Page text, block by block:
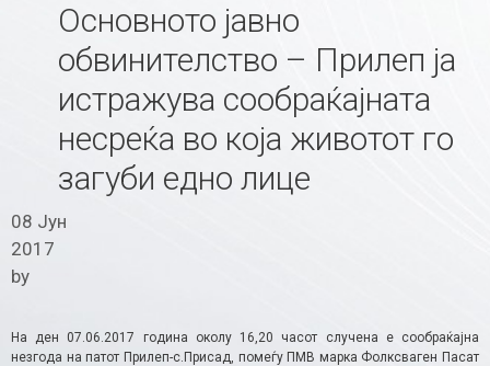
Основното јавно
обвинителство – Прилеп ја
истражува сообраќајната
несреќа во која животот го
загуби едно лице
08 Јун
2017
by
На ден 07.06.2017 година околу 16,20 часот случена е сообраќајна
незгода на патот Прилеп-с.Присад, помеѓу ПМВ марка Фолксваген Пасат